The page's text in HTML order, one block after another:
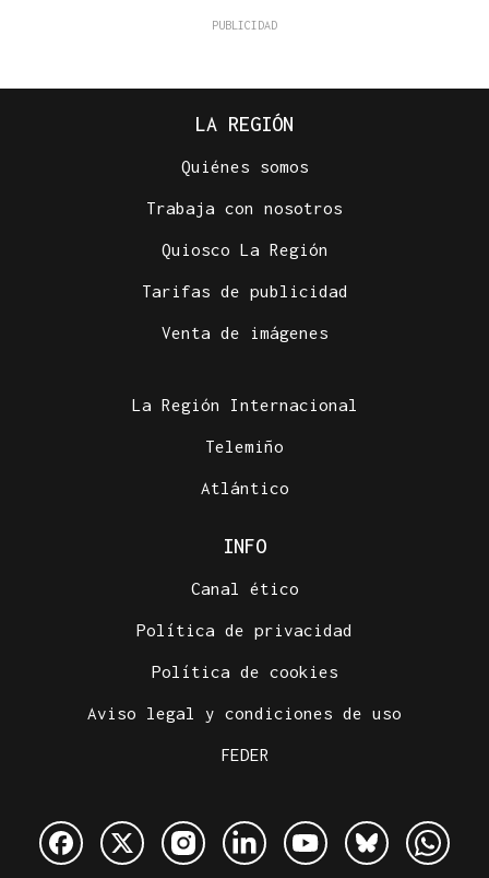
LA REGIÓN
Quiénes somos
Trabaja con nosotros
Quiosco La Región
Tarifas de publicidad
Venta de imágenes
La Región Internacional
Telemiño
Atlántico
INFO
Canal ético
Política de privacidad
Política de cookies
Aviso legal y condiciones de uso
FEDER